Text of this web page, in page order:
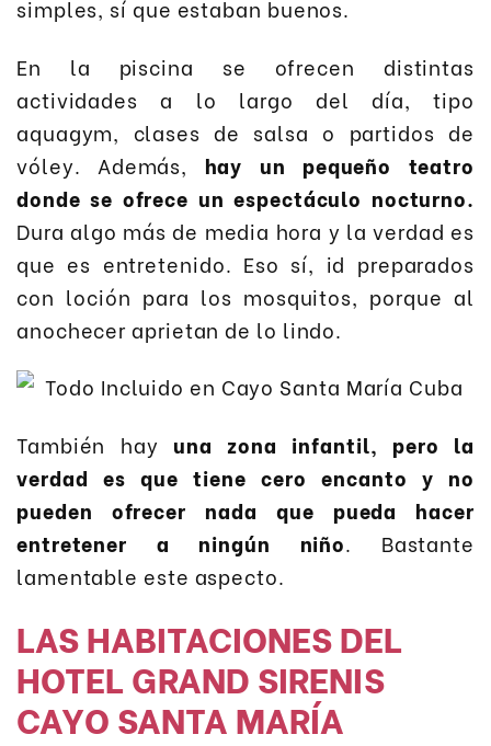
simples, sí que estaban buenos.
En la piscina se ofrecen distintas
actividades a lo largo del día, tipo
aquagym, clases de salsa o partidos de
vóley. Además, hay un pequeño teatro
donde se ofrece un espectáculo nocturno.
Dura algo más de media hora y la verdad es
que es entretenido. Eso sí, id preparados
con loción para los mosquitos, porque al
anochecer aprietan de lo lindo.
También hay una zona infantil, pero la
verdad es que tiene cero encanto y no
pueden ofrecer nada que pueda hacer
entretener a ningún niño. Bastante
lamentable este aspecto.
LAS HABITACIONES DEL
HOTEL GRAND SIRENIS
CAYO SANTA MARÍA